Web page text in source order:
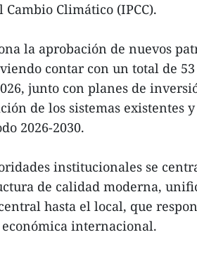
Climático (IPCC).
la aprobación de nuevos
contar con un total de 53
junto con planes de
de los sistemas existentes
2026-2030.
institucionales se
de calidad moderna,
hasta el local, que
internacional.